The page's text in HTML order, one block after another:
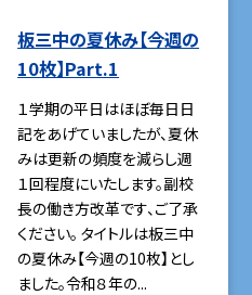
板三中の夏休み【今週の
10枚】Part.1
１学期の平日はほぼ毎日日
記をあげていましたが、夏休
みは更新の頻度を減らし週
１回程度にいたします。副校
長の働き方改革です、ご了承
ください。 タイトルは板三中
の夏休み【今週の10枚】とし
ました。令和８年の...